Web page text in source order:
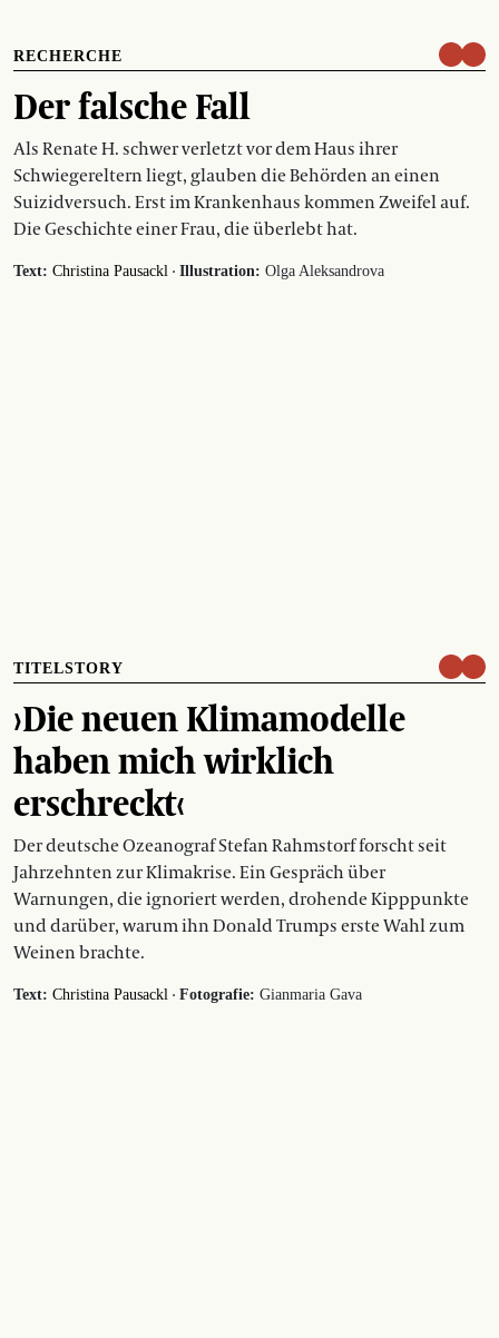
RECHERCHE
Der falsche Fall
Als Renate H. schwer verletzt vor dem Haus ihrer
Schwiegereltern liegt, glauben die Behörden an einen
Suizidversuch. Erst im Krankenhaus kommen Zweifel auf.
Die Geschichte einer Frau, die überlebt hat.
Text: Christina Pausackl · Illustration: Olga Aleksandrova
TITELSTORY
›Die neuen Klimamodelle
haben mich wirklich
erschreckt‹
Der deutsche Ozeanograf Stefan Rahmstorf forscht seit
Jahrzehnten zur Klimakrise. Ein Gespräch über
Warnungen, die ignoriert werden, drohende Kipppunkte
und darüber, warum ihn Donald Trumps erste Wahl zum
Weinen brachte.
Text: Christina Pausackl · Fotografie: Gianmaria Gava